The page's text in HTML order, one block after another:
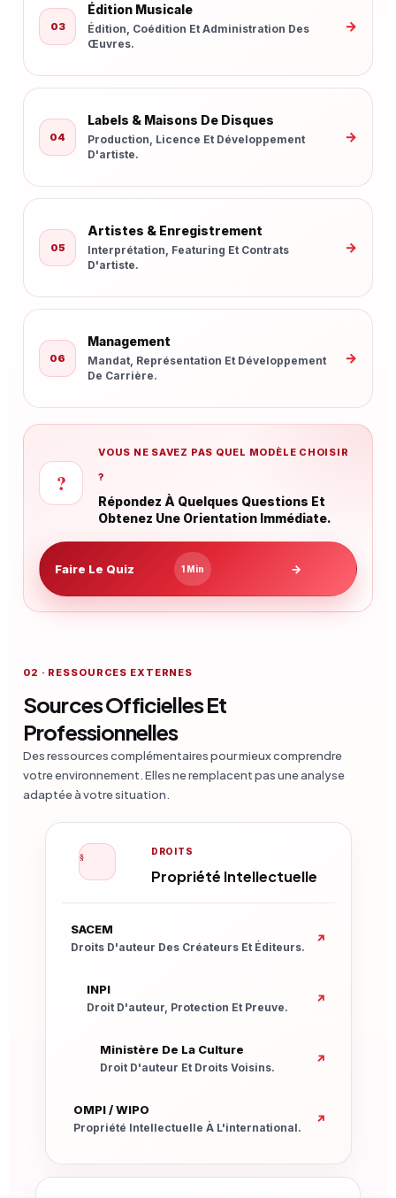
03
Édition Musicale
Édition, Coédition Et Administration Des
Œuvres.
→
04
Labels & Maisons De Disques
Production, Licence Et Développement
D'artiste.
→
05
Artistes & Enregistrement
Interprétation, Featuring Et Contrats
D'artiste.
→
06
Management
Mandat, Représentation Et Développement
De Carrière.
→
?
VOUS NE SAVEZ PAS QUEL MODÈLE CHOISIR
?
Répondez À Quelques Questions Et
Obtenez Une Orientation Immédiate.
Faire Le Quiz 1 Min →
02 · RESSOURCES EXTERNES
Sources Officielles Et
Professionnelles
Des ressources complémentaires pour mieux comprendre
votre environnement. Elles ne remplacent pas une analyse
adaptée à votre situation.
§ DROITS
Propriété Intellectuelle
SACEM
Droits D'auteur Des Créateurs Et Éditeurs.
↗
Nouvelle Fenêtre
INPI
Droit D'auteur, Protection Et Preuve.
↗
Nouvelle Fenêtre
Ministère De La Culture
Droit D'auteur Et Droits Voisins.
↗
Nouvelle Fenêtre
OMPI / WIPO
Propriété Intellectuelle À L'international.
↗
Nouvelle Fenêtre